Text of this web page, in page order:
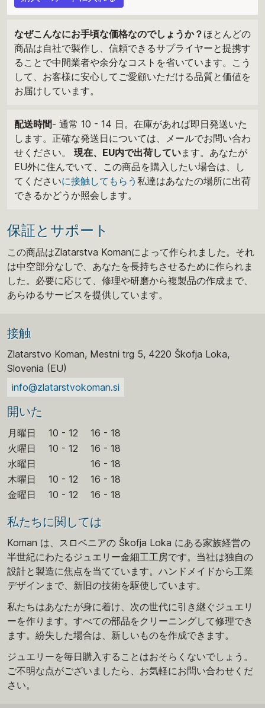
なぜこんなにお手頃な価格なのでしょうか？ ほとんどの
商品は自社で製作し、信頼できるサプライヤーと提携す
ることで中間業者や余分なコストを省いています。こう
して、お客様に安心してご愛顧いただける品質と価値を
お届けしています。
配送時間- 通常 10 - 14 日。在庫があれば即日発送いた
します。正確な発送日については、メールでお問い合わ
せください。 現在、EU内で出荷しています。あなたが
EU外に住んでいて、この商品を購入したい場合は、し
てくださいに接触してもらう 私達はあなたの場所に出荷
できるかどうか照会します。
保証とサポート
この商品はZlatarstva Komanによって作られました。それ
は中空部分なしで、あなたを長持ちさせるために作られま
した。必要に応じて、修理や研磨から複製品の作成まで、
あらゆるサービスを提供しています。
接触
Zlatarstvo Koman, Mestni trg 5, 4220 Škofja Loka,
Slovenia (EU)
info@zlatarstvokoman.si
開いた
月曜日 10 - 12
16 - 18
火曜日
10 - 12
16 - 18
水曜日
16 - 18
木曜日
10 - 12
16 - 18
金曜日
10 - 12 16 - 18
私たちに関しては
Koman は、スロベニアの Škofja Loka にある家族経営の
半世紀にわたるジュエリー金細工工房です。当社は独自の
設計と製造に焦点を当てています。ハンドメイドから工業
デザインまで、新旧の技術を駆使しています。
私たちはあなたが身に着け、次の世代に引き継ぐジュエリ
ーを作ります。すべての部品をクリーニングして修理でき
ます。紛失した場合は、新しいものを作成できます。
ジュエリーを毎日購入することはおそらくないでしょう。
ご不明な点がございましたら、お気軽にお問い合わせくだ
さい。